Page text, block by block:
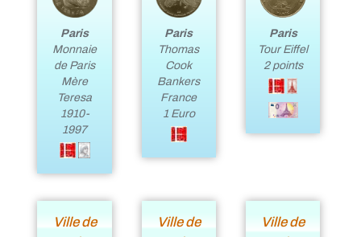
Paris
Monnaie
de Paris
Mère
Teresa
1910-
1997
Paris
Thomas
Cook
Bankers
France
1 Euro
Paris
Tour Eiffel
2 points
Ville de
Ville de
Ville de